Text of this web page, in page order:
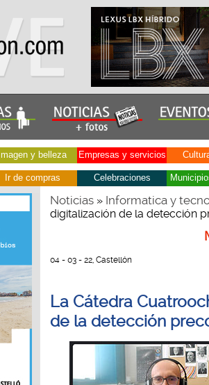
Imagen y belleza Empresas y servicios
Ir de compras Celebraciones
Noticias» Informatica y
digitalización de la detección
04 - 03 - 22, Castellón
La Cátedra
de la detección